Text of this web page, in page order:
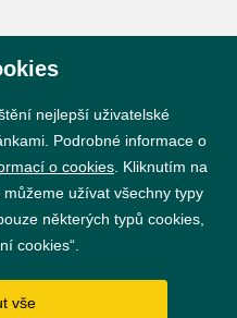
nejlepší uživatelské
Podrobné informace o
o cookies . Kliknutím na
můžeme užívat všechny typy
některých typů cookies,
cookies“.
vše